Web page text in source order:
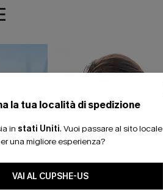
la tua località di spedizione
in stati Uniti. Vuoi passare al sito locale
una migliore esperienza?
VAI AL CUPSHE-US